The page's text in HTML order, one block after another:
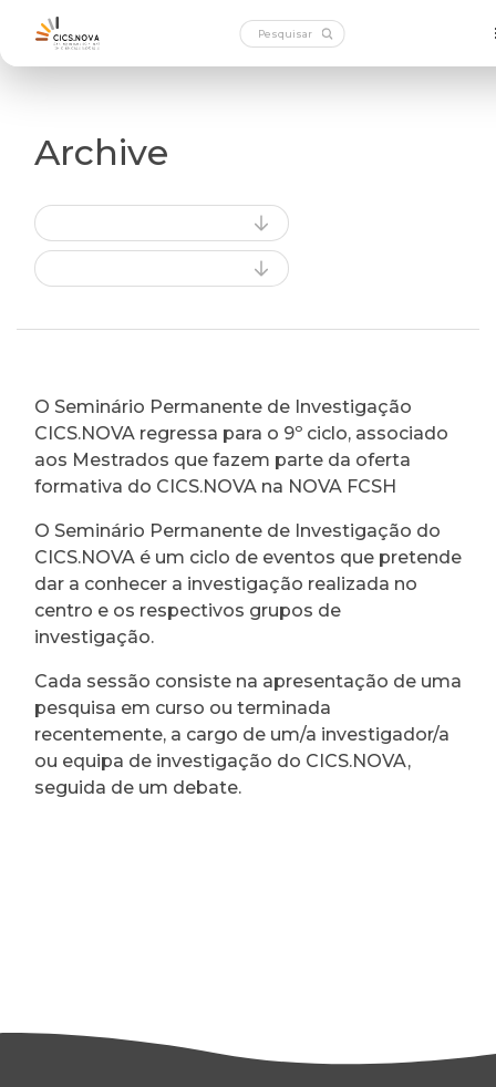
Archive
O Seminário Permanente de Investigação
CICS.NOVA regressa para o 9º ciclo, associado
aos Mestrados que fazem parte da oferta
formativa do CICS.NOVA na NOVA FCSH
O Seminário Permanente de Investigação do
CICS.NOVA é um ciclo de eventos que pretende
dar a conhecer a investigação realizada no
centro e os respectivos grupos de
investigação.
Cada sessão consiste na apresentação de uma
pesquisa em curso ou terminada
recentemente, a cargo de um/a investigador/a
ou equipa de investigação do CICS.NOVA,
seguida de um debate.